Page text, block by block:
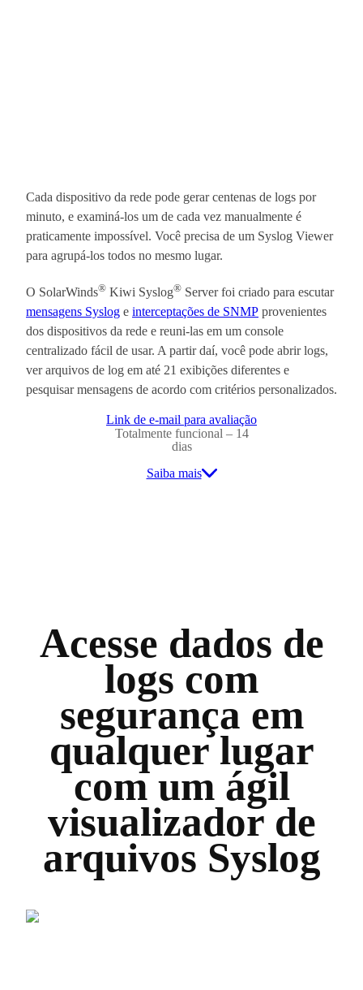
Cada dispositivo da rede pode gerar centenas de logs por
minuto, e examiná-los um de cada vez manualmente é
praticamente impossível. Você precisa de um Syslog Viewer
para agrupá-los todos no mesmo lugar.
O SolarWinds® Kiwi Syslog® Server foi criado para escutar
mensagens Syslog e interceptações de SNMP provenientes
dos dispositivos da rede e reuni-las em um console
centralizado fácil de usar. A partir daí, você pode abrir logs,
ver arquivos de log em até 21 exibições diferentes e
pesquisar mensagens de acordo com critérios personalizados.
Link de e-mail para avaliação
Totalmente funcional – 14
dias
Saiba mais
Acesse dados de
logs com
segurança em
qualquer lugar
com um ágil
visualizador de
arquivos Syslog